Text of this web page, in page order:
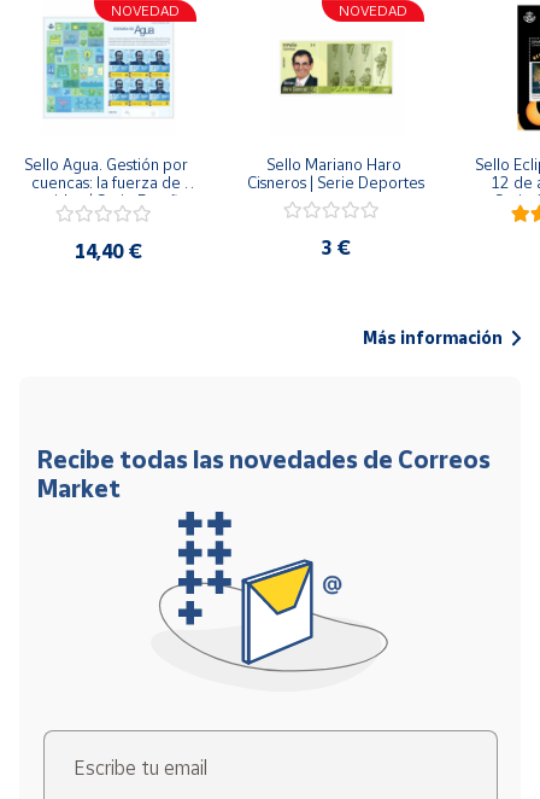
NOVEDAD
Sello Agua. Gestión por
cuencas: la fuerza de
una idea.| Serie España
ES| Pliego Premium
14,40 €
NOVEDAD
Sello Mariano Haro
Cisneros | Serie Deportes
3 €
Sello
12 de
Serie
Más información
Recibe todas las novedades de Correos
Market
Escribe tu email